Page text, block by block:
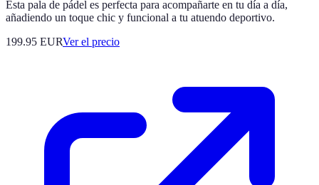
Esta pala de pádel es perfecta para acompañarte en tu día a día,
añadiendo un toque chic y funcional a tu atuendo deportivo.
199.95 EURVer el precio